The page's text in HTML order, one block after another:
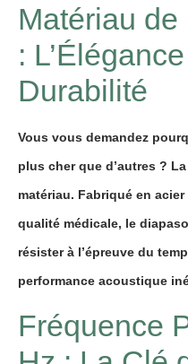
Matériau
:
Durabilité
Vous vous demandez
plus cher que d’autres ?
matériau. Fabriqué en
qualité médicale, le
résister à l’épreuve du
performance acoustique
Fréquence